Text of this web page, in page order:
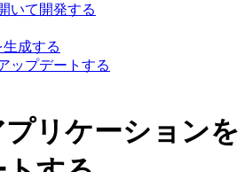
いて開発する
成する
ップデートする
リケーションを